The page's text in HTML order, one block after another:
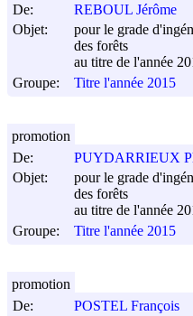
De:
REBOUL Jérôme
Objet:
pour le grade
des forêts
au titre de l'année
Groupe:
Titre l'année 2015
De:
PUYDARRIEUX
Objet:
pour le grade
des forêts
au titre de l'année
Groupe:
Titre l'année 2015
promotion
De:
POSTEL François
promotion